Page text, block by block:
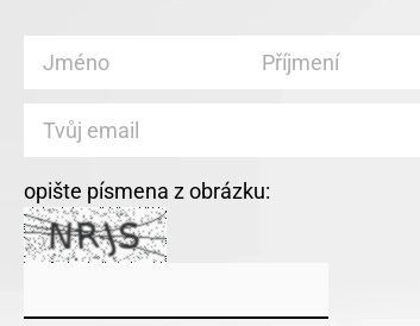
opište písmena z obrázku: